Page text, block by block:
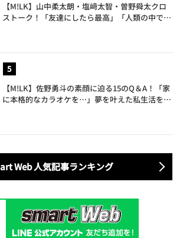
【M!LK】山中柔太朗・塩﨑太智・曽野舜太クロ
ストーク！「友達にしたら最高」「人類の中で桁
【M!LK】佐野勇斗の素顔に迫る15のQ＆A！「家
に本格的なカラオケを…」夢を叶えた私生活を公
Web 人気記事ランキング